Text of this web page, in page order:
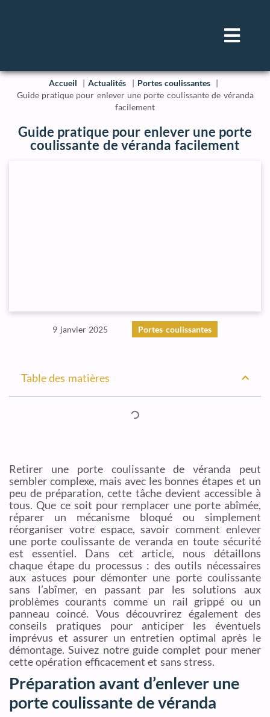
Accueil Actualités
Portes coulissantes
Guide pratique pour enlever une porte coulissante de véranda
facilement
Guide pratique pour enlever une porte
coulissante de véranda facilement
9 janvier 2025 Portes coulissantes
Table des matières
Retirer une porte coulissante de véranda peut
sembler complexe, mais avec les bonnes étapes et un
peu de préparation, cette tâche devient accessible à
tous. Que ce soit pour remplacer une porte abîmée,
réparer un mécanisme bloqué ou simplement
réorganiser votre espace, savoir comment enlever
une porte coulissante de veranda en toute sécurité
est essentiel. Dans cet article, nous détaillons
chaque étape du processus : des outils nécessaires
aux astuces pour démonter une porte coulissante
sans l’abîmer, en passant par les solutions aux
problèmes courants comme un rail grippé ou un
panneau coincé. Vous découvrirez également des
conseils pratiques pour anticiper les éventuels
imprévus et assurer un entretien optimal après le
démontage. Suivez notre guide complet pour mener
cette opération efficacement et sans stress.
Préparation avant d’enlever une
porte coulissante de véranda